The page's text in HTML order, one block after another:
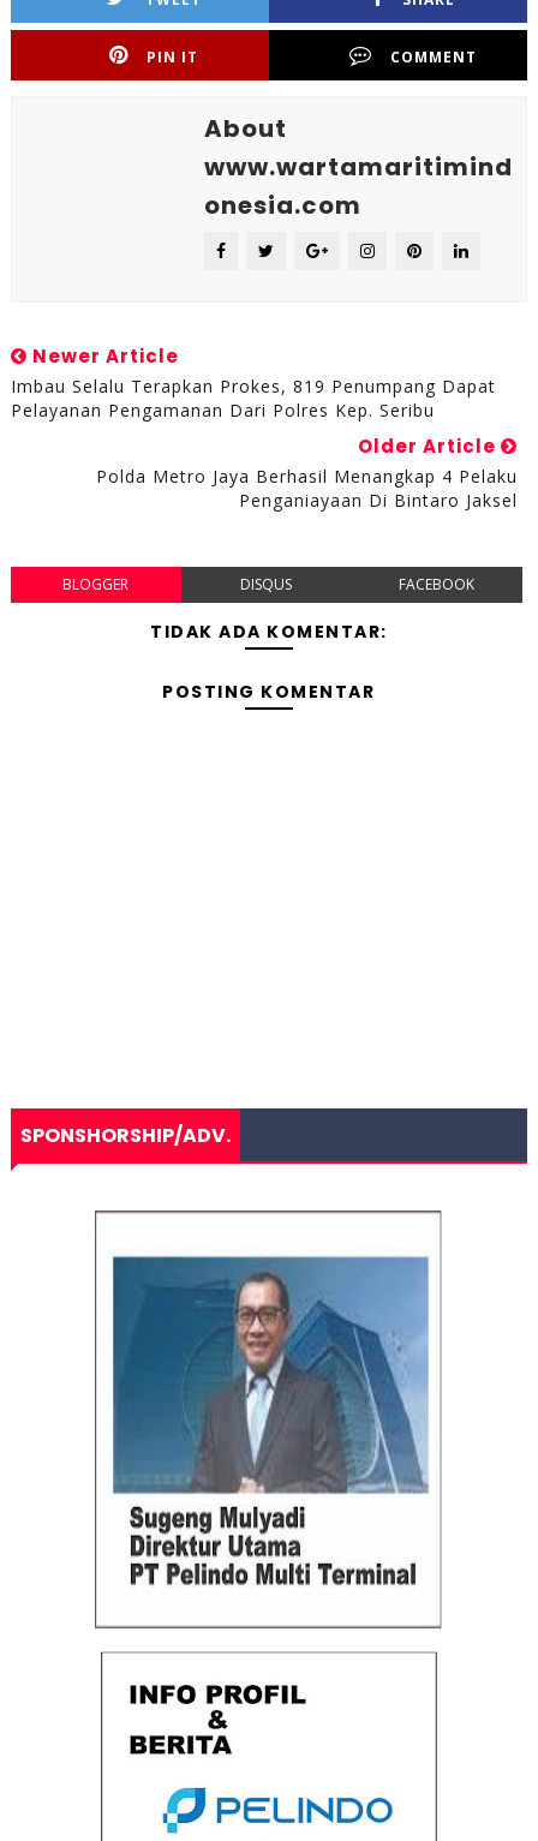
PIN IT COMMENT
About
www.wartamaritimind
onesia.com
Newer Article
Imbau Selalu Terapkan Prokes, 819 Penumpang Dapat
Pelayanan Pengamanan Dari Polres Kep. Seribu
Older Article
Polda Metro Jaya Berhasil Menangkap 4 Pelaku
Penganiayaan Di Bintaro Jaksel
BLOGGER DISQUS FACEBOOK
TIDAK ADA KOMENTAR:
POSTING KOMENTAR
SPONSHORSHIP/ADV.